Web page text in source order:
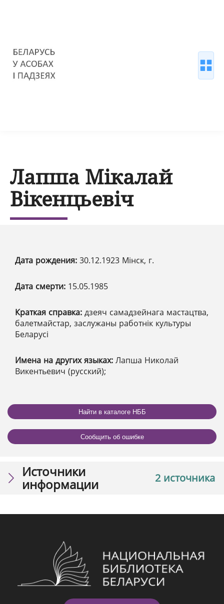
Лапша Мікалай
Вікенцьевіч
Дата рождения: 30.12.1923 Мінск, г.
Дата смерти: 15.05.1985
Краткая справка: дзеяч самадзейнага мастацтва,
балетмайстар, заслужаны работнік культуры
Беларусі
Имена на других языках: Лапша Николай
Викентьевич (русский);
Найти в каталоге НББ
Сообщить об ошибке
2 источника
Источники
информации